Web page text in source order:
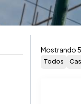
Mostrando
Todos